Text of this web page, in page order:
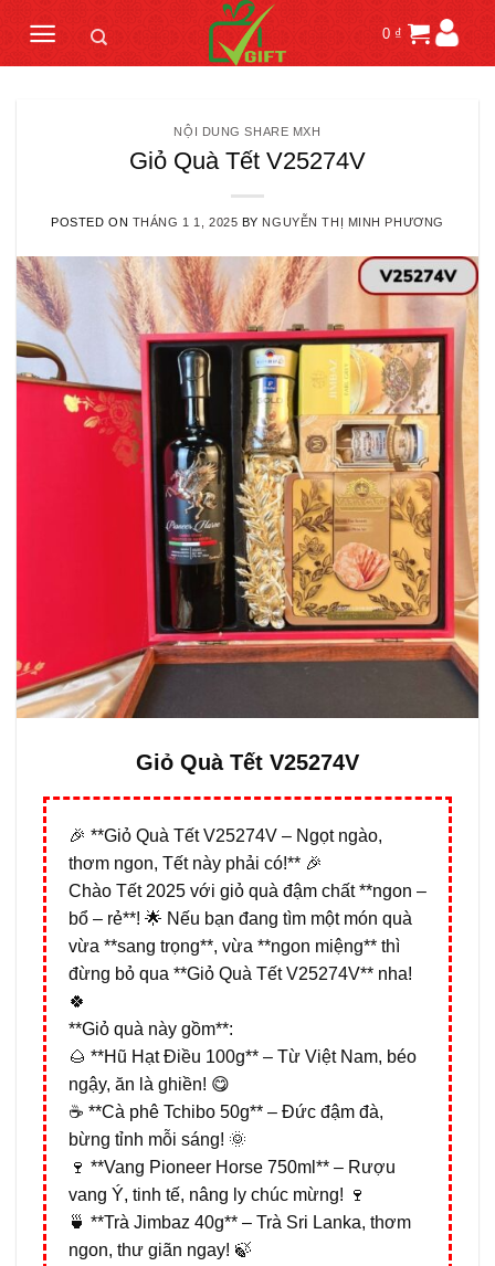
content
0 ₫
NỘI DUNG SHARE MXH
Giỏ Quà Tết V25274V
POSTED ON THÁNG 1 1, 2025 BY NGUYỄN THỊ MINH PHƯƠNG
Giỏ Quà Tết V25274V
🎉 **Giỏ Quà Tết V25274V – Ngọt ngào,
thơm ngon, Tết này phải có!** 🎉
Chào Tết 2025 với giỏ quà đậm chất **ngon –
bổ – rẻ**! 🌟 Nếu bạn đang tìm một món quà
vừa **sang trọng**, vừa **ngon miệng** thì
đừng bỏ qua **Giỏ Quà Tết V25274V** nha!
🍀
**Giỏ quà này gồm**:
🌰 **Hũ Hạt Điều 100g** – Từ Việt Nam, béo
ngậy, ăn là ghiền! 😋
☕ **Cà phê Tchibo 50g** – Đức đậm đà,
bừng tỉnh mỗi sáng! 🌞
🍷 **Vang Pioneer Horse 750ml** – Rượu
vang Ý, tinh tế, nâng ly chúc mừng! 🍷
🍵 **Trà Jimbaz 40g** – Trà Sri Lanka, thơm
ngon, thư giãn ngay! 🍃